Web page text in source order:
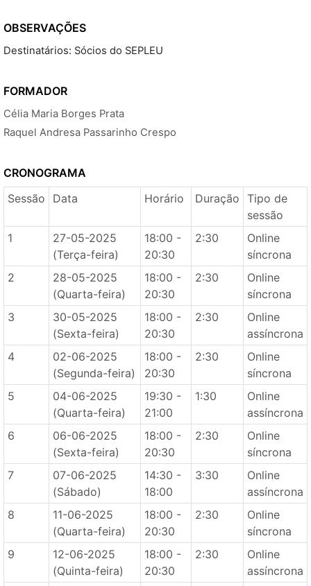
OBSERVAÇÕES
Destinatários: Sócios do SEPLEU
FORMADOR
Célia Maria Borges Prata
Raquel Andresa Passarinho Crespo
CRONOGRAMA
Sessão
Data Horário Duração Tipo de
sessão
1
27-05-2025
(Terça-feira)
18:00 -
20:30
2:30
Online
síncrona
2
28-05-2025
(Quarta-feira)
18:00 -
20:30
2:30
Online
síncrona
3
30-05-2025
(Sexta-feira)
18:00 -
20:30
2:30
Online
assíncrona
4
02-06-2025
(Segunda-feira)
18:00 -
20:30
2:30
Online
síncrona
5
04-06-2025
(Quarta-feira)
19:30 -
21:00
1:30
Online
assíncrona
6
06-06-2025
(Sexta-feira)
18:00 -
20:30
2:30
Online
síncrona
7
07-06-2025
(Sábado)
14:30 -
18:00
3:30
Online
assíncrona
8
11-06-2025
(Quarta-feira)
18:00 -
20:30
2:30
Online
síncrona
9
12-06-2025
(Quinta-feira)
18:00 -
20:30
2:30
Online
assíncrona